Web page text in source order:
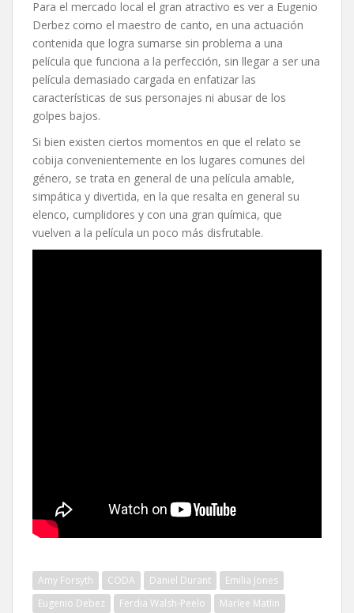
Para el mercado local el gran atractivo es ver a Eugenio
Derbez como el maestro de canto, en una actuación
contenida que logra sumarse sin problema a una
película que funciona a la perfección, sin llegar a ser una
película demasiado cargada en enfatizar las
características de sus personajes ni abusar de los
golpes bajos.
Si bien existen ciertos momentos en que el relato se
cobija convenientemente en los lugares comunes del
género, se trata en general de una película amable,
simpática y divertida, en la que resalta en general su
elenco, cumplidores y con una gran química, que
vuelven a la película un poco más disfrutable.
Amy Forsyth CODA Daniel Durant
Emilia Jones
Eugenio Debez
Ferdia Walsh-Peelo
Marlee Matlin